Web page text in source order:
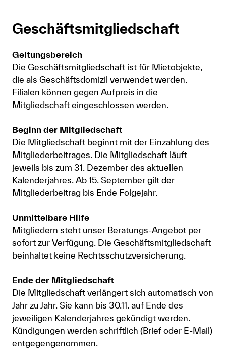
Geschäftsmitgliedschaft
Geltungsbereich
Die Geschäftsmitgliedschaft ist für Mietobjekte,
die als Geschäftsdomizil verwendet werden.
Filialen können gegen Aufpreis in die
Mitgliedschaft eingeschlossen werden.
Beginn der Mitgliedschaft
Die Mitgliedschaft beginnt mit der Einzahlung des
Mitgliederbeitrages. Die Mitgliedschaft läuft
jeweils bis zum 31. Dezember des aktuellen
Kalenderjahres. Ab 15. September gilt der
Mitgliederbeitrag bis Ende Folgejahr.
Unmittelbare Hilfe
Mitgliedern steht unser Beratungs-Angebot per
sofort zur Verfügung. Die Geschäftsmitgliedschaft
beinhaltet keine Rechtsschutzversicherung.
Ende der Mitgliedschaft
Die Mitgliedschaft verlängert sich automatisch von
Jahr zu Jahr. Sie kann bis 30.11. auf Ende des
jeweiligen Kalenderjahres gekündigt werden.
Kündigungen werden schriftlich (Brief oder E-Mail)
entgegengenommen.